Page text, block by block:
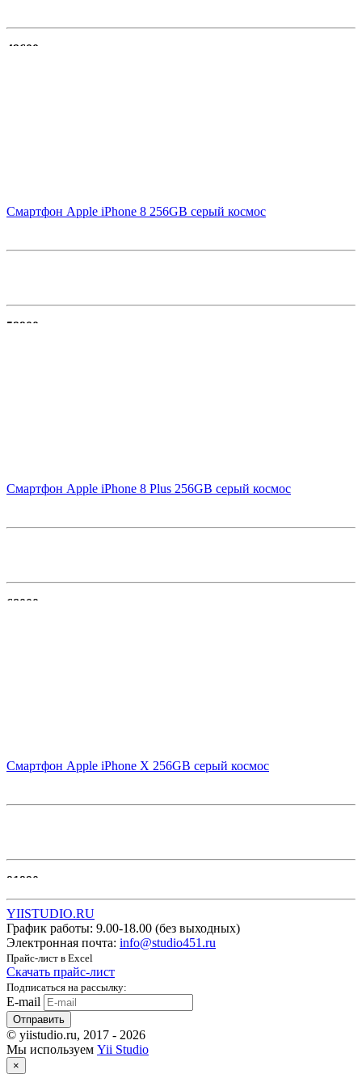
49600
Смартфон Apple iPhone 8 256GB серый космос
59900
Смартфон Apple iPhone 8 Plus 256GB серый космос
68000
Смартфон Apple iPhone X 256GB серый космос
91990
В корзину
YIISTUDIO.RU
График работы: 9.00-18.00 (без выходных)
Электронная почта: info@studio451.ru
Прайс-лист в Excel
Скачать прайс-лист
Подписаться на рассылку:
E-mail
Отправить
© yiistudio.ru, 2017 - 2026
Мы используем Yii Studio
×